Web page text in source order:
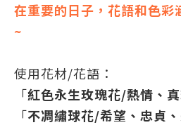
在重要的日子，花語和色彩
~
使用花材/花語：
「紅色永生玫瑰花/熱情、
「不凋繡球花/希望、忠貞